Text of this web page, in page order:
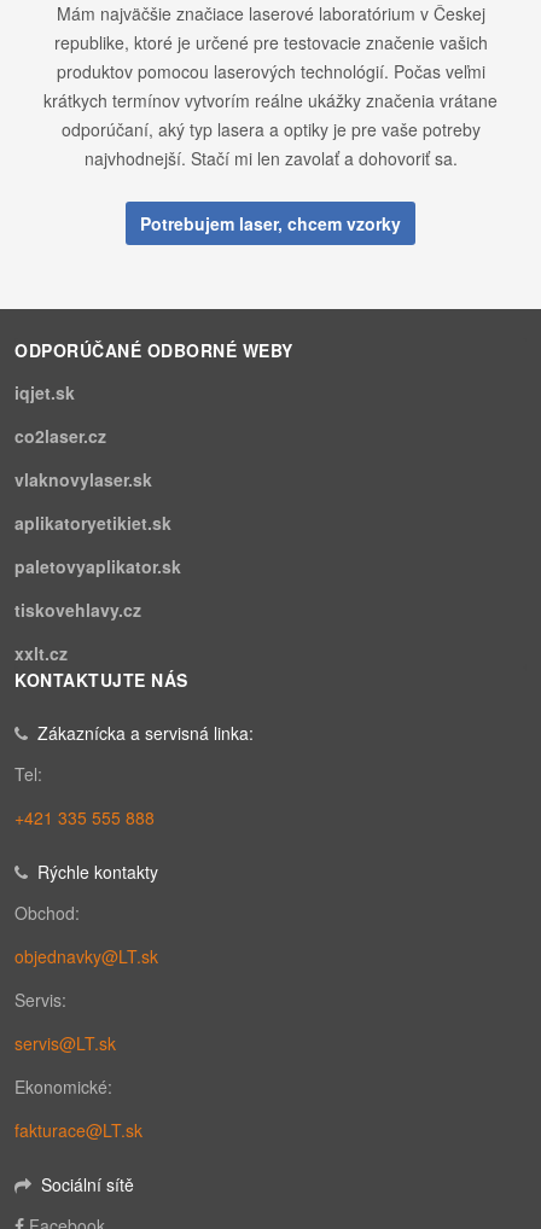
Mám najväčšie značiace laserové laboratórium v ​​Českej
republike, ktoré je určené pre testovacie značenie vašich
produktov pomocou laserových technológií. Počas veľmi
krátkych termínov vytvorím reálne ukážky značenia vrátane
odporúčaní, aký typ lasera a optiky je pre vaše potreby
najvhodnejší. Stačí mi len zavolať a dohovoriť sa.
Potrebujem laser, chcem vzorky
ODPORÚČANÉ ODBORNÉ WEBY
iqjet.sk
co2laser.cz
vlaknovylaser.sk
aplikatoryetikiet.sk
paletovyaplikator.sk
tiskovehlavy.cz
xxlt.cz
KONTAKTUJTE NÁS
Zákaznícka a servisná linka:
Tel:
+421 335 555 888
Rýchle kontakty
Obchod:
objednavky@LT.sk
Servis:
servis@LT.sk
Ekonomické:
fakturace@LT.sk
Sociální sítě